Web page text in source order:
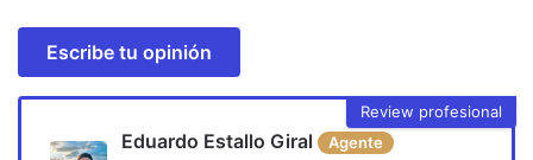
Escribe tu opinión
Review profesional
Eduardo Estallo Giral
Agente